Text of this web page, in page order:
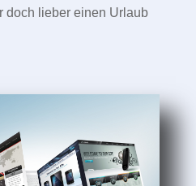
doch lieber einen Urlaub